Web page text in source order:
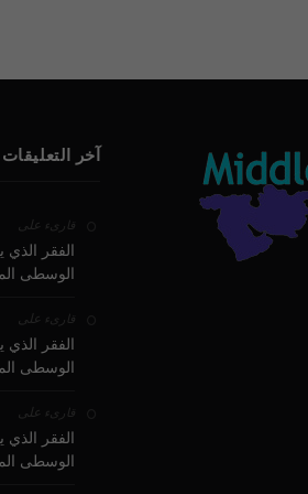
آخر التعليقات
قارىء على
الفقر الذي
الوسطى
قارىء على
الفقر الذي
الوسطى
قارىء على
الفقر الذي
الوسطى